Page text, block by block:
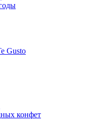
Gusto
конфет